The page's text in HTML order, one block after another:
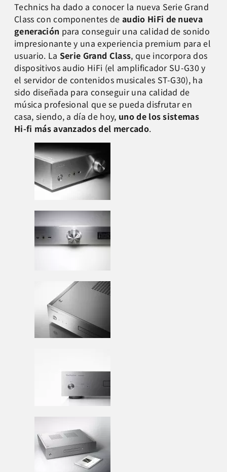
Technics ha dado a conocer la nueva Serie Grand
Class con componentes deaudio HiFi de nueva
generación para conseguir una calidad de sonido
impresionante y una experiencia premium para el
usuario. La Serie Grand Class, que incorpora dos
dispositivos audio HiFi (el amplificador SU-G30 y
el servidor de contenidos musicales ST-G30), ha
sido diseñada para conseguir una calidad de
música profesional que se pueda disfrutar en
casa, siendo, a día de hoy, uno de los sistemas
Hi-fi más avanzados del mercado.